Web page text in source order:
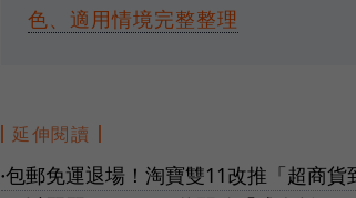
色、適用情境完整整理
延伸閱讀
●包郵免運退場！淘寶雙11改推「超商